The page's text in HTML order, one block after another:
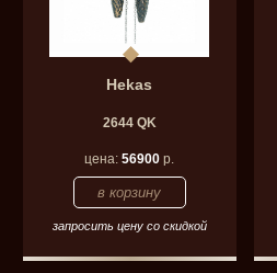
Hekas
2644 QK
цена:56900 р.
запросить цену со скидкой